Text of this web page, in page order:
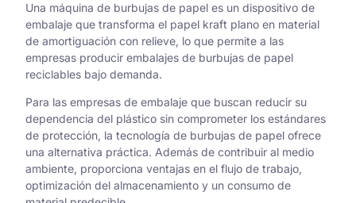
Una máquina de burbujas de papel es un dispositivo de
embalaje que transforma el papel kraft plano en material
de amortiguación con relieve, lo que permite a las
empresas producir embalajes de burbujas de papel
reciclables bajo demanda.
Para las empresas de embalaje que buscan reducir su
dependencia del plástico sin comprometer los estándares
de protección, la tecnología de burbujas de papel ofrece
una alternativa práctica. Además de contribuir al medio
ambiente, proporciona ventajas en el flujo de trabajo,
optimización del almacenamiento y un consumo de